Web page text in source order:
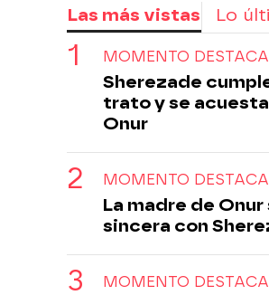
Las más vistas Lo
MOMENTO
Sherezade
trato y se
Onur
MOMENTO
La madre de Onur
sincera con
MOMENTO